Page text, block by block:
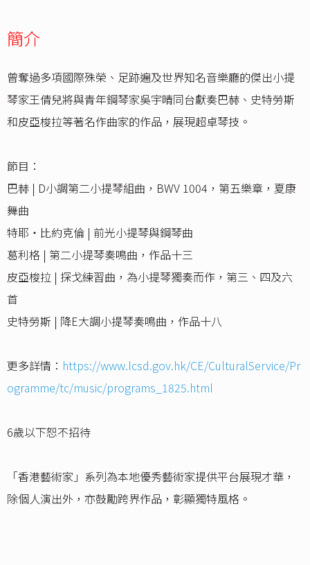
簡介
曾奪過多項國際殊榮、足跡遍及世界知名音樂廳的傑出小提
琴家王倩兒將與青年鋼琴家吳宇晴同台獻奏巴赫、史特勞斯
和皮亞梭拉等著名作曲家的作品，展現超卓琴技。
節目：
巴赫 | D小調第二小提琴組曲，BWV 1004，第五樂章，夏康
舞曲
特耶・比約克倫 | 前光小提琴與鋼琴曲
葛利格 | 第二小提琴奏鳴曲，作品十三
皮亞梭拉 | 探戈練習曲，為小提琴獨奏而作，第三、四及六
首
史特勞斯 | 降E大調小提琴奏鳴曲，作品十八
更多詳情： https://www.lcsd.gov.hk/CE/CulturalService/Pr
ogramme/tc/music/programs_1825.html
6歲以下恕不招待
「香港藝術家」系列為本地優秀藝術家提供平台展現才華，
除個人演出外，亦鼓勵跨界作品，彰顯獨特風格。